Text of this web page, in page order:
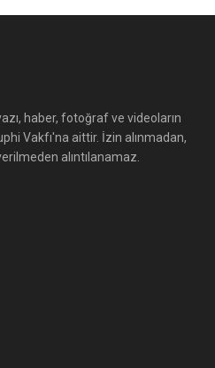
haber, fotoğraf ve videoların
Vakfı'na aittir. İzin alınmadan,
alıntılanamaz.